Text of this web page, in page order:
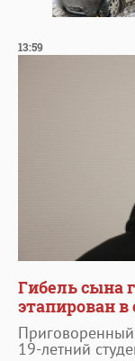
13:59
Гибель сына
этапирован
19-летний